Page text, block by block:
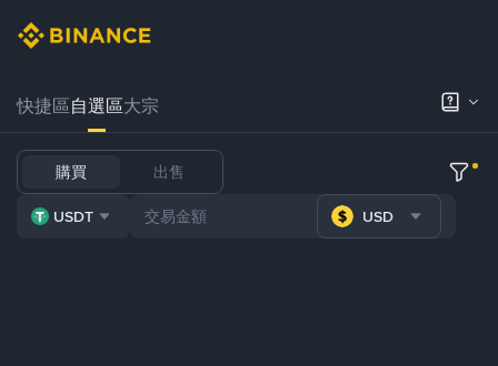
快捷區自選區大宗
購買 出售
USDT USD